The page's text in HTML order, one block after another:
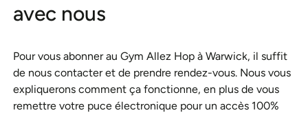
avec nous
Pour vous abonner au Gym Allez Hop à Warwick, il suffit
de nous contacter et de prendre rendez-vous. Nous vous
expliquerons comment ça fonctionne, en plus de vous
remettre votre puce électronique pour un accès 100%